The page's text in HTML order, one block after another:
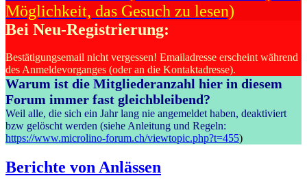
Möglichkeit, das Gesuch zu lesen)
Bei Neu-Registrierung:
Bestätigungsemail nicht vergessen! Emailadresse erscheint während
des Anmeldevorganges (oder an die Kontaktadresse).
Warum ist die Mitgliederanzahl hier in diesem
Forum immer fast gleichbleibend?
Weil alle, die sich ein Jahr lang nie angemeldet haben, deaktiviert
bzw gelöscht werden (siehe Anleitung und Regeln:
https://www.microlino-forum.ch/viewtopic.php?t=455)
Berichte von Anlässen